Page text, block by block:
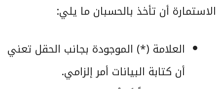
الاستمارة أن تأخذ بالحسبان ما يلي:
العلامة (*) الموجودة بجانب الحقل تعني
أن كتابة البيانات أمر إلزامي.